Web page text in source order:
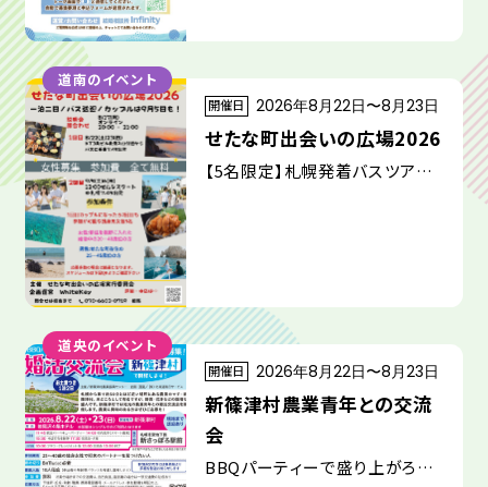
道南のイベント
開催日 2026年8月22日〜8月23日
せたな町出会いの広場2026
【5名限定】札幌発着バスツアー
道央のイベント
開催日 2026年8月22日〜8月23日
新篠津村農業青年との交流
会
BBQパーティーで盛り上がろう！